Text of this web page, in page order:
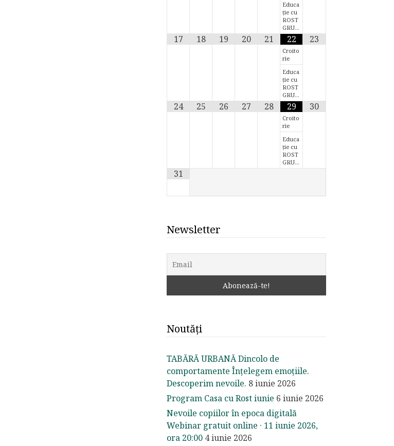
Educa
ție cu
ROST
GRU…
17 18 19 20 21 22
Croito
rie
Educa
ție cu
ROST
GRU…
23
24 25 26 27 28 29
Croito
rie
Educa
ție cu
ROST
GRU…
30
31
Newsletter
Noutăți
TABĂRĂ URBANĂ Dincolo de
comportamente Înțelegem emoțiile.
Descoperim nevoile. 8 iunie 2026
Program Casa cu Rost iunie 6 iunie 2026
Nevoile copiilor în epoca digitală
Webinar gratuit online · 11 iunie 2026,
ora 20:00 4 iunie 2026